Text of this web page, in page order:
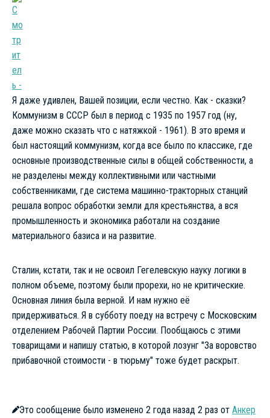
Я даже удивлен, Вашей позиции, если честно. Как - сказки?
Коммунизм в СССР был в период с 1935 по 1957 год (ну,
даже можно сказать что с натяжкой - 1961). В это время и
был настоящий коммунизм, когда все было по классике, где
основные производственные силы в общей собственности, а
не разделены между коллективными или частными
собственниками, где система машинно-тракторных станций
решала вопрос обработки земли для крестьянства, а вся
промышленность и экономика работали на создание
материального базиса и на развитие.
Сталин, кстати, так и не освоил Гегелевскую науку логики в
полном объеме, поэтому были прорехи, но не критические.
Основная линия была верной. И нам нужно её
придерживаться. Я в субботу поеду на встречу с Московским
отделением Рабочей Партии России. Пообщаюсь с этими
товарищами и напишу статью, в которой лозунг "За воровство
прибавочной стоимости - в тюрьму" тоже будет раскрыт.
Это сообщение было изменено 2 года назад 2 раз от Анкер